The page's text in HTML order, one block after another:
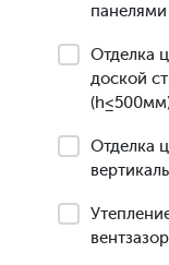
Отделка
доской
Отделка